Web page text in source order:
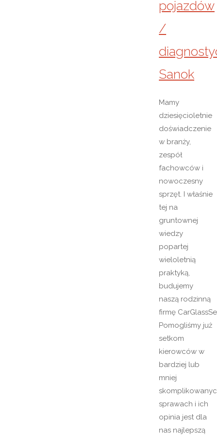
pojazdów
/
Sanok
Mamy
dziesięcioletnie
doświadczenie
w branży,
zespół
fachowców i
nowoczesny
sprzęt. I właśnie
tej na
gruntownej
wiedzy
popartej
wieloletnią
praktyką,
budujemy
naszą rodzinną
firmę
Pomogliśmy już
setkom
kierowców w
bardziej lub
mniej
sprawach i ich
opinia jest dla
nas najlepszą